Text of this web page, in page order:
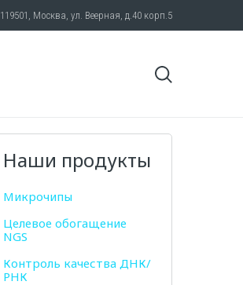
119501, Москва, ул. Веерная, д.40 корп.5
Наши продукты
Микрочипы
Целевое обогащение
NGS
Контроль качества ДНК/
РНК